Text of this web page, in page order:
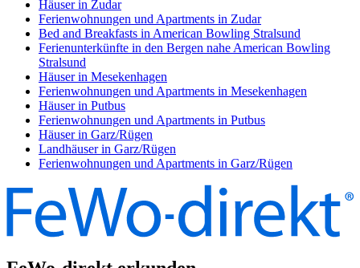
Häuser in Zudar
Ferienwohnungen und Apartments in Zudar
Bed and Breakfasts in American Bowling Stralsund
Ferienunterkünfte in den Bergen nahe American Bowling
Stralsund
Häuser in Mesekenhagen
Ferienwohnungen und Apartments in Mesekenhagen
Häuser in Putbus
Ferienwohnungen und Apartments in Putbus
Häuser in Garz/Rügen
Landhäuser in Garz/Rügen
Ferienwohnungen und Apartments in Garz/Rügen